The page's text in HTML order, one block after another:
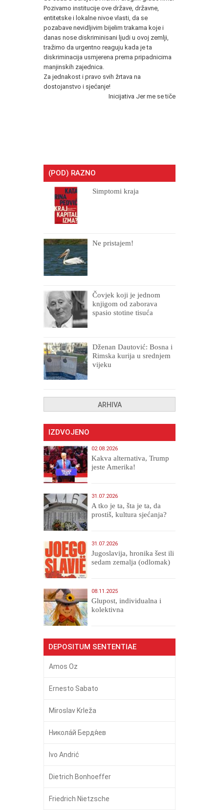
Pozivamo institucije ove države, državne,
entitetske i lokalne nivoe vlasti, da se
pozabave nevidljivim bijelim trakama koje i
danas nose diskriminisani ljudi u ovoj zemlji,
tražimo da urgentno reaguju kada je ta
diskriminacija usmjerena prema pripadnicima
manjinskih zajednica.
Za jednakost i pravo svih žrtava na
dostojanstvo i sjećanje!
Inicijativa Jer me se tiče
(POD) RAZNO
Simptomi kraja
Ne pristajem!
Čovjek koji je jednom
knjigom od zaborava
spasio stotine tisuća
Dženan Dautović: Bosna i
Rimska kurija u srednjem
vijeku
ARHIVA
IZDVOJENO
02.08.2026
Kakva alternativa, Trump
jeste Amerika!
31.07.2026
A tko je ta, šta je ta, da
prostiš, kultura sjećanja?
31.07.2026
Jugoslavija, hronika šest ili
sedam zemalja (odlomak)
08.11.2025
Glupost, individualna i
kolektivna
DEPOSITUM SENTENTIAE
Amos Oz
Ernesto Sabato
Miroslav Krleža
Никола́й Бердя́ев
Ivo Andrić
Dietrich Bonhoeffer
Friedrich Nietzsche